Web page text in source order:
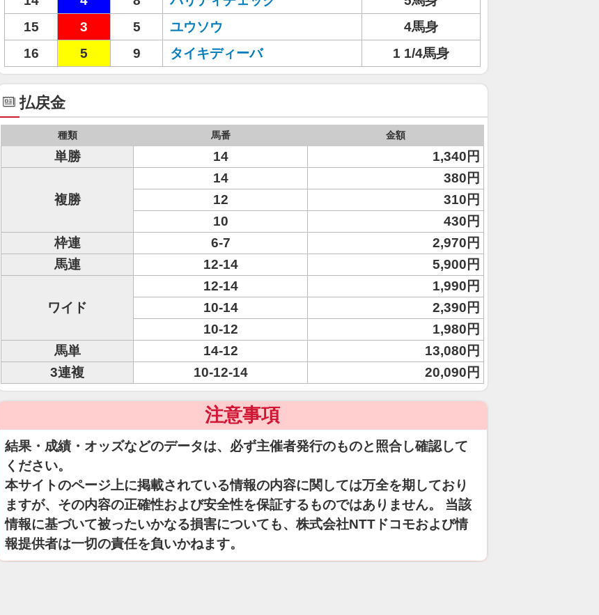
15
3 5 ユウソウ
4馬身
16
5 9 タイキディーバ 1 1/4馬身
払戻金
種類 馬番 金額
単勝 14 1,340円
複勝
14
380円
12
310円
10
430円
枠連
6-7
2,970円
馬連
12-14 5,900円
ワイド
12-14
1,990円
10-14
2,390円
10-12
1,980円
馬単
14-12
13,080円
3連複
10-12-14 20,090円
注意事項
結果・成績・オッズなどのデータは、必ず主催者発行のものと照合し確認して
ください。
本サイトのページ上に掲載されている情報の内容に関しては万全を期しており
ますが、その内容の正確性および安全性を保証するものではありません。 当該
情報に基づいて被ったいかなる損害についても、株式会社NTTドコモおよび情
報提供者は一切の責任を負いかねます。